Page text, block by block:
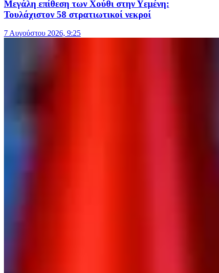
Μεγάλη επίθεση των Χούθι στην Υεμένη:
Τουλάχιστον 58 στρατιωτικοί νεκροί
7 Αυγούστου 2026, 9:25